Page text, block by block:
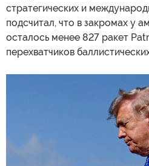
стратегических и
подсчитал, что в закромах у
осталось менее 827 ракет
перехватчиков